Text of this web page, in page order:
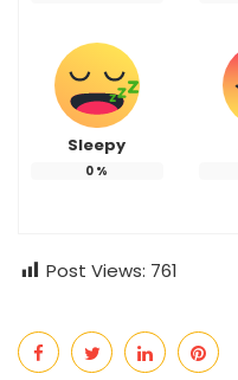
Sleepy
0 %
Post Views: 761